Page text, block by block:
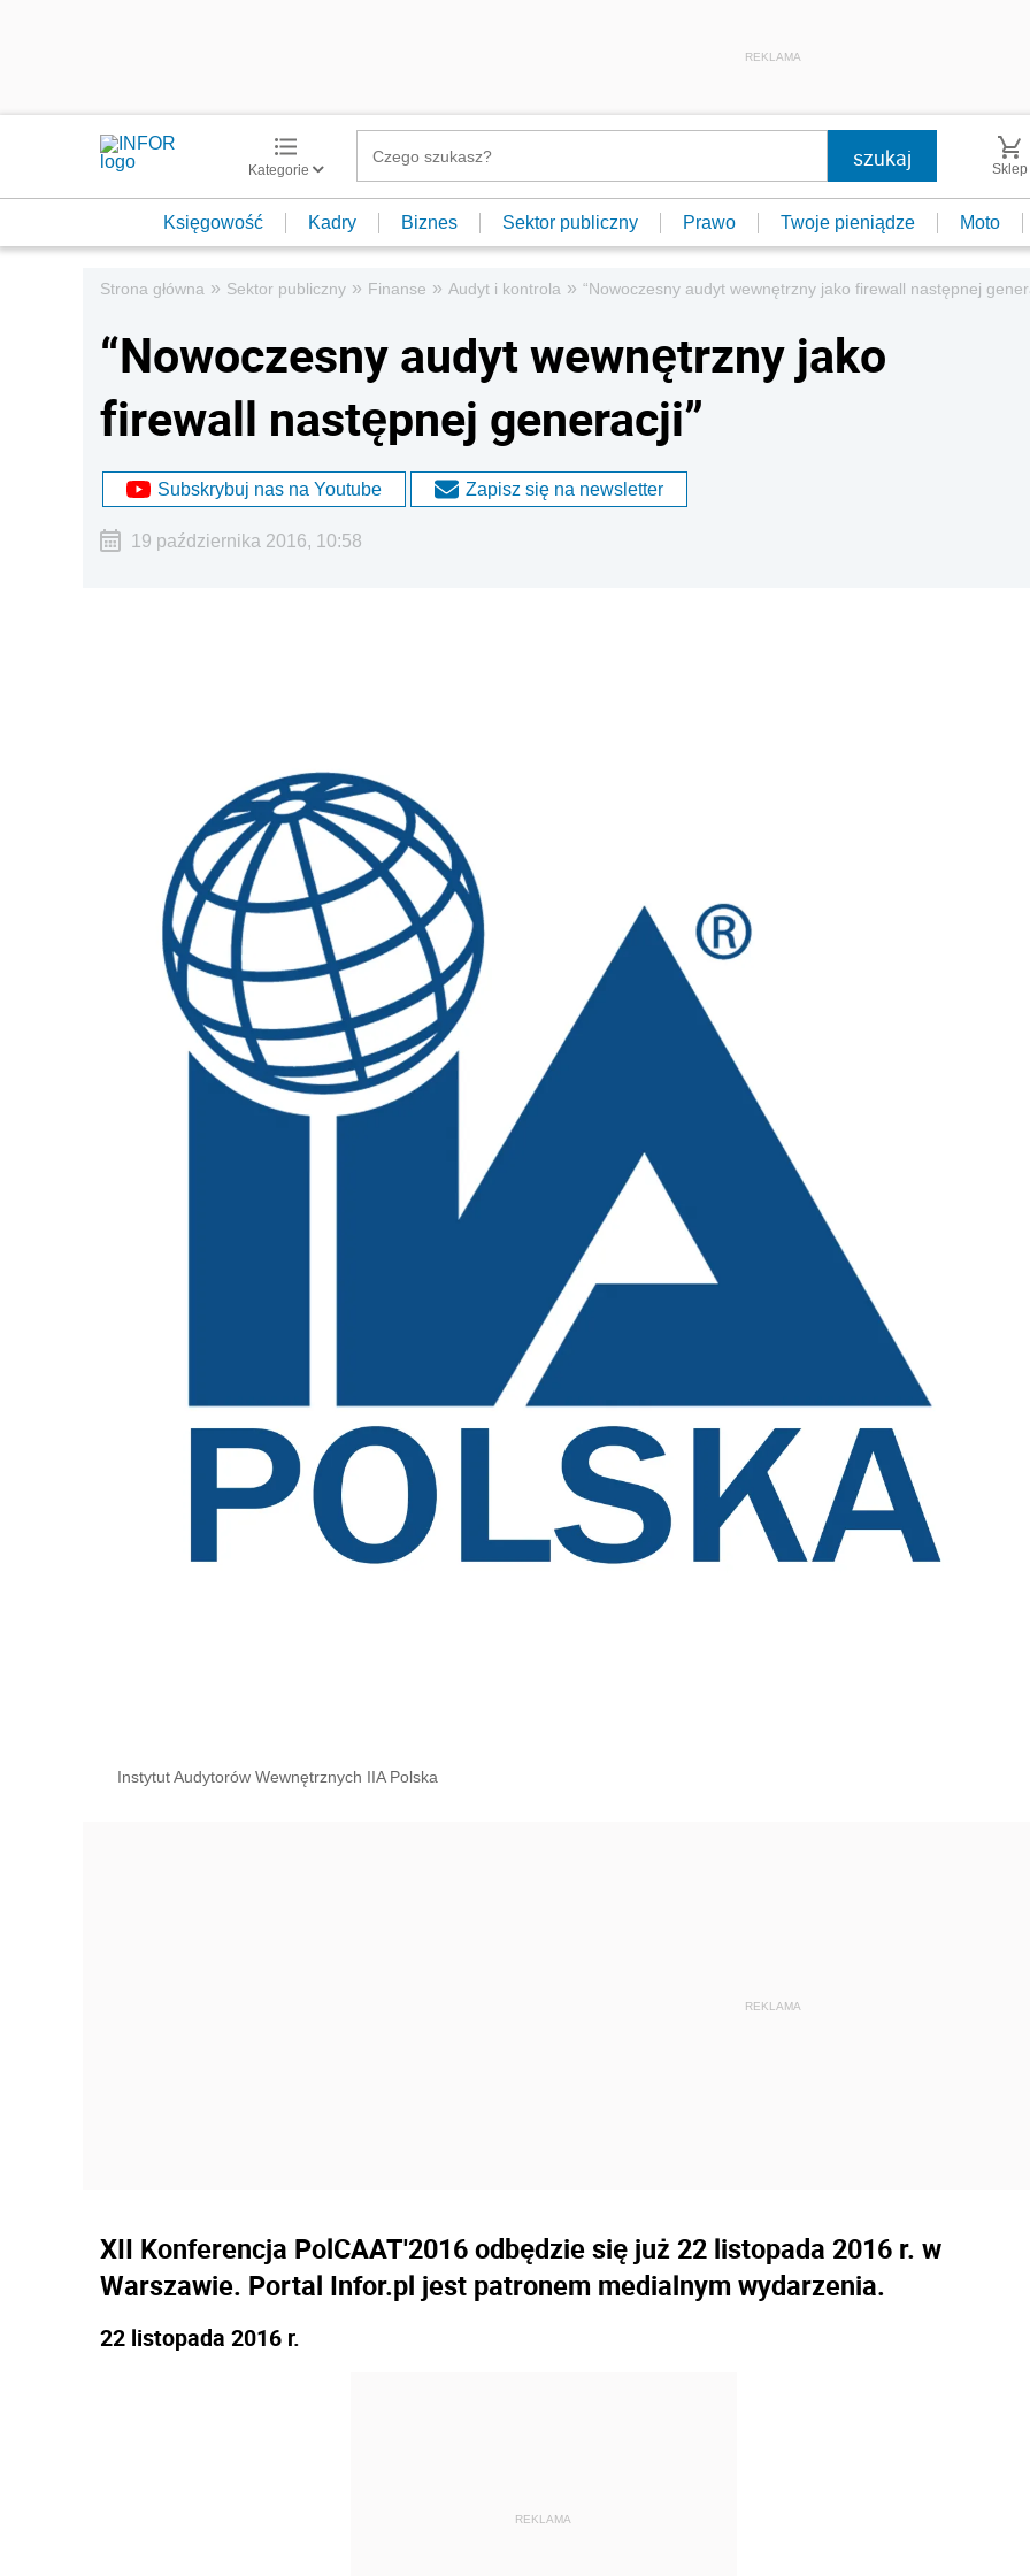
REKLAMA
Kategorie Sklep
Księgowość Kadry Biznes Sektor publiczny Prawo Twoje pieniądze Moto
Strona główna » Sektor publiczny » Finanse » Audyt i kontrola » “Nowoczesny audyt wewnętrzny jako firewall następnej
“Nowoczesny audyt wewnętrzny jako
firewall następnej generacji”
Subskrybuj nas na Youtube Zapisz się na newsletter
19 października 2016, 10:58
Instytut Audytorów Wewnętrznych IIA Polska
XII Konferencja PolCAAT'2016 odbędzie się już 22 listopada 2016 r. w
Warszawie. Portal Infor.pl jest patronem medialnym wydarzenia.
22 listopada 2016 r.
REKLAMA